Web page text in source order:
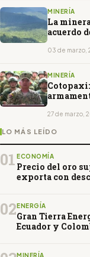
MINERÍA
La
acuerdo
03 de marzo,
MINERÍA
27 de marzo,
LO MÁS LEÍDO
01 ECONOMÍA
Precio del oro
exporta con
02 ENERGÍA
Gran Tierra
Ecuador y
MINERÍA